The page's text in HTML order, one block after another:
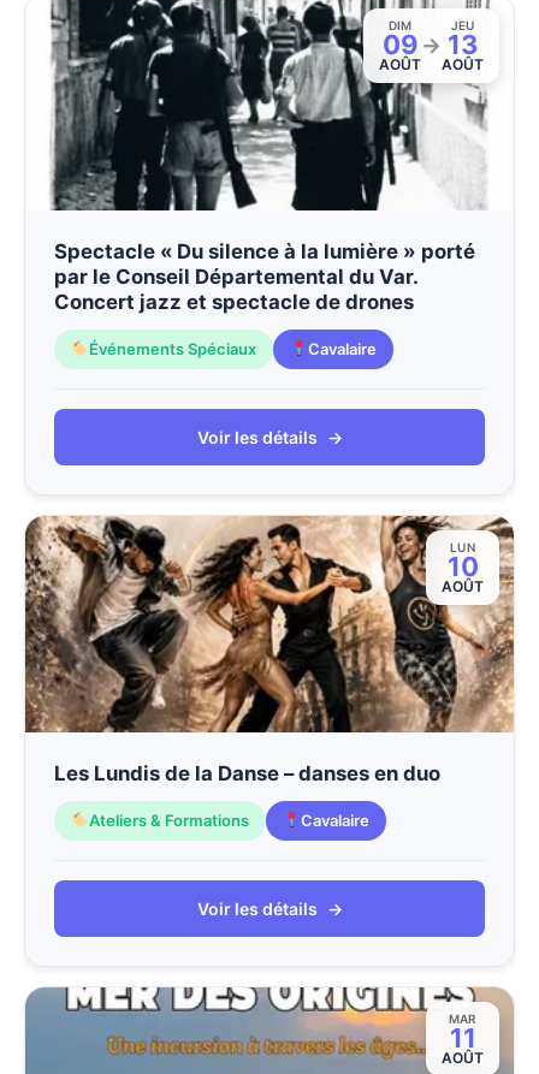
DIM
09
AOÛT
→
JEU
13
AOÛT
Spectacle « Du silence à la lumière » porté
par le Conseil Départemental du Var.
Concert jazz et spectacle de drones
Événements Spéciaux Cavalaire
Voir les détails →
LUN
10
AOÛT
Les Lundis de la Danse – danses en duo
Ateliers & Formations Cavalaire
Voir les détails →
MAR
11
AOÛT